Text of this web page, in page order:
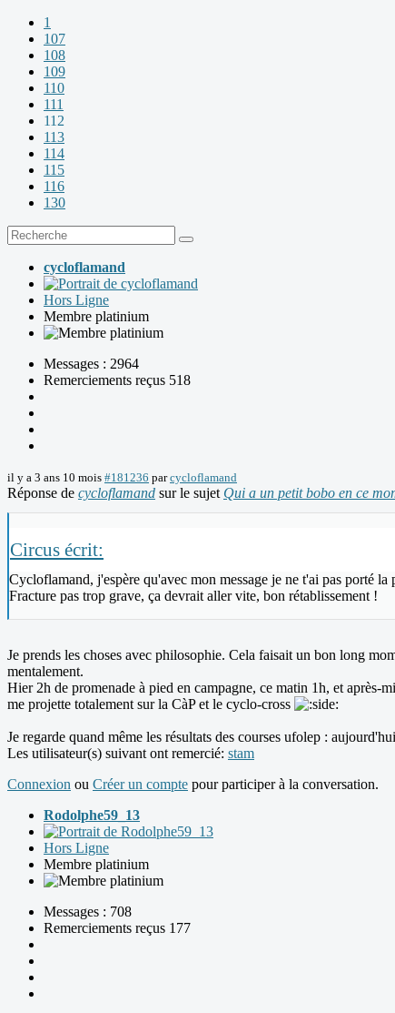
1
107
108
109
110
111
112
113
114
115
116
130
cycloflamand
Hors Ligne
Membre platinium
Messages : 2964
Remerciements reçus 518
il y a 3 ans 10 mois #181236 parcycloflamand
Réponse de cycloflamand sur le sujet Qui a un petit bobo en ce
Circus écrit:
Cycloflamand, j'espère qu'avec mon message je ne t'ai pas porté la
Fracture pas trop grave, ça devrait aller vite, bon rétablissement !
Je prends les choses avec philosophie. Cela faisait un bon long
mentalement.
Hier 2h de promenade à pied en campagne, ce matin 1h, et
me projette totalement sur la CàP et le cyclo-cross
Je regarde quand même les résultats des courses ufolep :
Les utilisateur(s) suivant ont remercié: stam
Connexion ou Créer un compte pour participer à la conversation.
Rodolphe59_13
Hors Ligne
Membre platinium
Messages : 708
Remerciements reçus 177